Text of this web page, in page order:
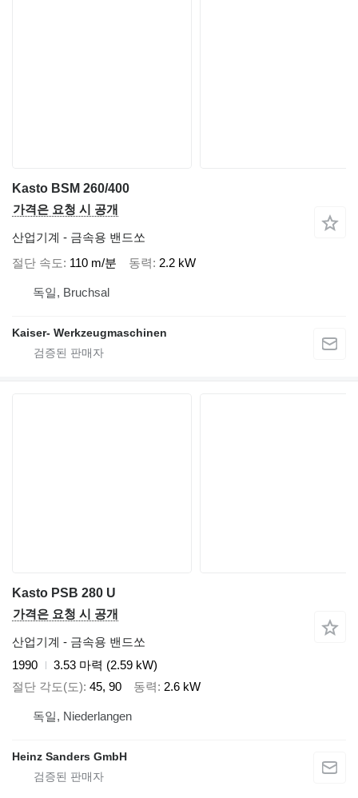
Kasto BSM 260/400
가격은 요청 시 공개
산업기계 - 금속용 밴드쏘
절단 속도
110 m/분 동력 2.2 kW
독일, Bruchsal
Kaiser- Werkzeugmaschinen
Kasto PSB 280 U
가격은 요청 시 공개
산업기계 - 금속용 밴드쏘
1990
3.53 마력 (2.59 kW)
절단 각도(도) 45, 90 동력 2.6 kW
독일, Niederlangen
Heinz Sanders GmbH